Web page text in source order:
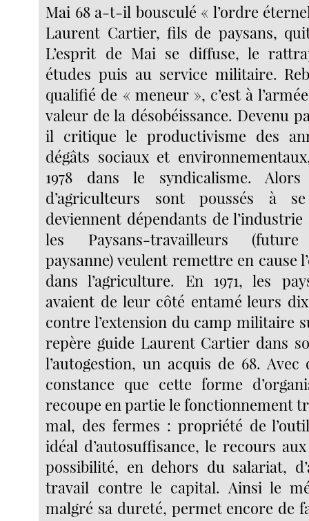
Mai 68 a-t-il bousculé « l’ordre
Laurent Cartier, fils de paysans,
L’esprit de Mai se diffuse, le
études puis au service militaire.
qualifié de « meneur », c’est à
valeur de la désobéissance. Devenu
il critique le productivisme des
dégâts sociaux et
1978 dans le syndicalisme.
d’agriculteurs sont poussés à
deviennent dépendants de
les Paysans-travailleurs (future
paysanne) veulent remettre en cause
dans l’agriculture. En 1971, les
avaient de leur côté entamé leurs
contre l’extension du camp militaire
repère guide Laurent Cartier dans
l’autogestion, un acquis de 68. Avec
constance que cette forme
recoupe en partie le fonctionnement
mal, des fermes : propriété de
idéal d’autosuffisance, le recours
possibilité, en dehors du salariat,
travail contre le capital. Ainsi le
malgré sa dureté, permet encore de